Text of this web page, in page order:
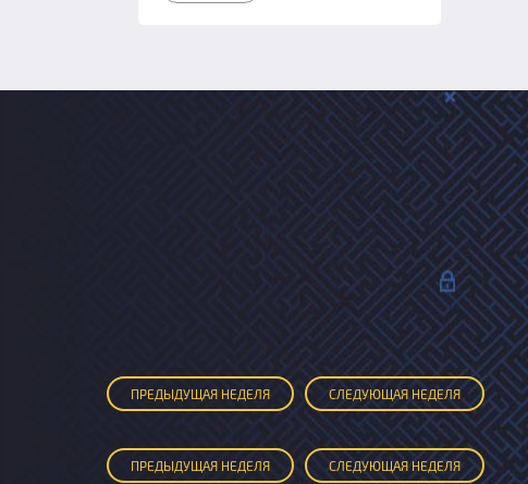
ПРЕДЫДУЩАЯ НЕДЕЛЯ СЛЕДУЮЩАЯ НЕДЕЛЯ
ПРЕДЫДУЩАЯ НЕДЕЛЯ СЛЕДУЮЩАЯ НЕДЕЛЯ